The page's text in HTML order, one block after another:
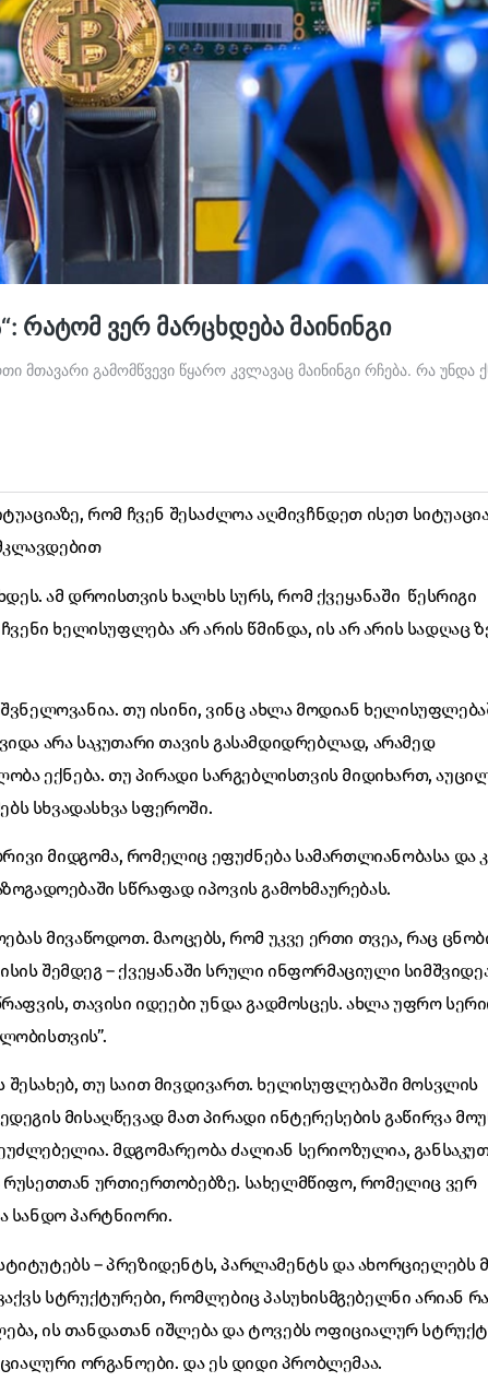
რომ ჩვენ შესაძლოა აღმივჩნდეთ ისეთ
ამ დროისთვის ხალხს სურს, რომ ქვეყანაში წესრიგი
ხელისუფლება არ არის წმინდა, ის არ არის სადღაც
თუ ისინი, ვინც ახლა მოდიან
არა საკუთარი თავის გასამდიდრებლად, არამედ
ექნება. თუ პირადი სარგებლისთვის მიდიხართ,
სხვადასხვა სფეროში.
მიდგომა, რომელიც ეფუძნება სამართლიანობასა და
სწრაფად იპოვის გამოხმაურებას.
მივაწოდოთ. მაოცებს, რომ უკვე ერთი თვეა, რაც
შემდეგ – ქვეყანაში სრული ინფორმაციული
თავისი იდეები უნდა გადმოსცეს. ახლა უფრო
თუ საით მივდივართ. ხელისუფლებაში მოსვლის
მისაღწევად მათ პირადი ინტერესების გაწირვა
მდგომარეობა ძალიან სერიოზულია,
რუსეთთან ურთიერთობებზე. სახელმწიფო, რომელიც ვერ
სანდო პარტნიორი.
– პრეზიდენტს, პარლამენტს და ახორციელებს
სტრუქტურები, რომლებიც პასუხისმგებელნი არიან
ის თანდათან იშლება და ტოვებს ოფიციალურ
ორგანოები. და ეს დიდი პრობლემაა.